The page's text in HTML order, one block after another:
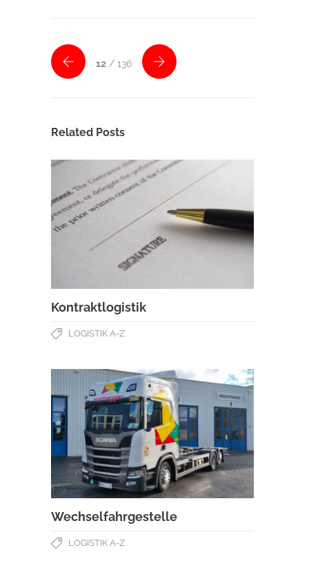
12 / 136
Related Posts
Kontraktlogistik
LOGISTIK A-Z
Wechselfahrgestelle
LOGISTIK A-Z